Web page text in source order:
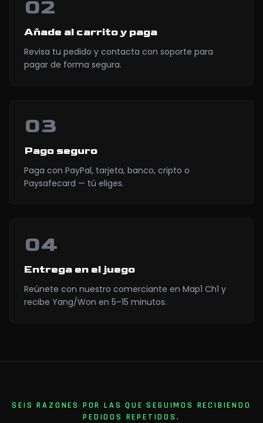
02
Añade al carrito y paga
Revisa tu pedido y contacta con soporte para
pagar de forma segura.
03
Pago seguro
Paga con PayPal, tarjeta, banco, cripto o
Paysafecard — tú eliges.
04
Entrega en el juego
Reúnete con nuestro comerciante en Map1 Ch1 y
recibe Yang/Won en 5–15 minutos.
SEIS RAZONES POR LAS QUE SEGUIMOS RECIBIENDO
PEDIDOS REPETIDOS.